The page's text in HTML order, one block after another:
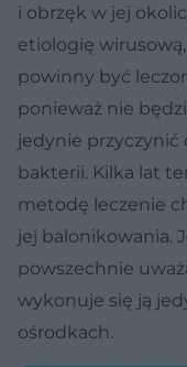
i obrzęk w jej
etiologię
powinny być
ponieważ nie
jedynie
bakterii. Kilka lat
metodę leczenie
jej balonikowania.
powszechnie
wykonuje się ją
ośrodkach.